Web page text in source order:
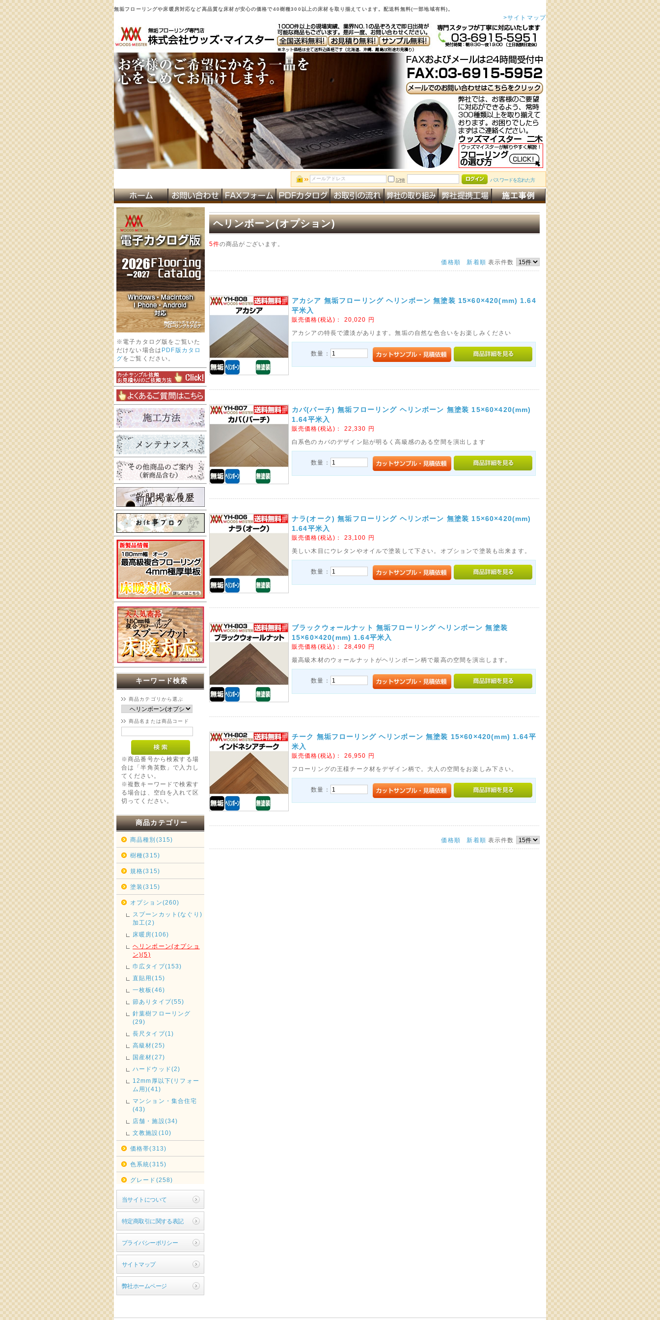
無垢フローリングや床暖房対応など高品質な床材が安心の価格で40樹種300以上の床材を取り揃えています。配送料無料(一部地域有料)。
>サイトマップ
記憶 パスワードを忘れた方
※電子カタログ版をご覧いた
だけない場合は PDF版カタロ
グをご覧ください。
キーワード検索
商品カテゴリから選ぶ
商品名または商品コード
※商品番号から検索する場
合は「半角英数」で入力し
てください。
※複数キーワードで検索す
る場合は、空白を入れて区
切ってください。
商品カテゴリー
商品種別(315)
樹種(315)
規格(315)
塗装(315)
オプション(260)
スプーンカット(なぐり)
加工(2)
床暖房(106)
ヘリンボーン(オプショ
ン)(5)
巾広タイプ(153)
直貼用(15)
一枚板(46)
節ありタイプ(55)
針葉樹フローリング
(29)
長尺タイプ(1)
高級材(25)
国産材(27)
ハードウッド(2)
12mm厚以下(リフォー
ム用)(41)
マンション・集合住宅
(43)
店舗・施設(34)
文教施設(10)
価格帯(313)
色系統(315)
グレード(258)
当サイトについて
特定商取引に関する表記
プライバシーポリシー
サイトマップ
弊社ホームページ
ヘリンボーン(オプション)
5件の商品がございます。
価格順 新着順 表示件数
アカシア 無垢フローリング ヘリンボーン 無塗装 15×60×420(mm) 1.64
平米入
販売価格(税込)： 20,020 円
アカシアの特長で濃淡があります。無垢の自然な色合いをお楽しみください
数量：
カバ(バーチ) 無垢フローリング ヘリンボーン 無塗装 15×60×420(mm)
1.64平米入
販売価格(税込)： 22,330 円
白系色のカバのデザイン貼が明るく高級感のある空間を演出します
数量：
ナラ(オーク) 無垢フローリング ヘリンボーン 無塗装 15×60×420(mm)
1.64平米入
販売価格(税込)： 23,100 円
美しい木目にウレタンやオイルで塗装して下さい。オプションで塗装も出来ます。
数量：
ブラックウォールナット 無垢フローリング ヘリンボーン 無塗装
15×60×420(mm) 1.64平米入
販売価格(税込)： 28,490 円
最高級木材のウォールナットがヘリンボーン柄で最高の空間を演出します。
数量：
チーク 無垢フローリング ヘリンボーン 無塗装 15×60×420(mm) 1.64平
米入
販売価格(税込)： 26,950 円
フローリングの王様チーク材をデザイン柄で。大人の空間をお楽しみ下さい。
数量：
価格順 新着順 表示件数